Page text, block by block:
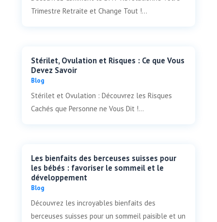
Trimestre Retraite et Change Tout !...
Stérilet, Ovulation et Risques : Ce que Vous
Devez Savoir
Blog
Stérilet et Ovulation : Découvrez les Risques
Cachés que Personne ne Vous Dit !...
Les bienfaits des berceuses suisses pour
les bébés : favoriser le sommeil et le
développement
Blog
Découvrez les incroyables bienfaits des
berceuses suisses pour un sommeil paisible et un